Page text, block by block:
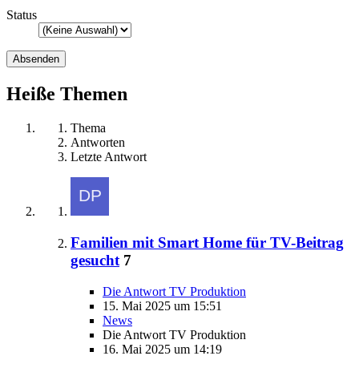
Status
Heiße Themen
Thema
Antworten
Letzte Antwort
Familien mit Smart Home für TV-Beitrag
gesucht 7
Die Antwort TV Produktion
15. Mai 2025 um 15:51
News
Die Antwort TV Produktion
16. Mai 2025 um 14:19